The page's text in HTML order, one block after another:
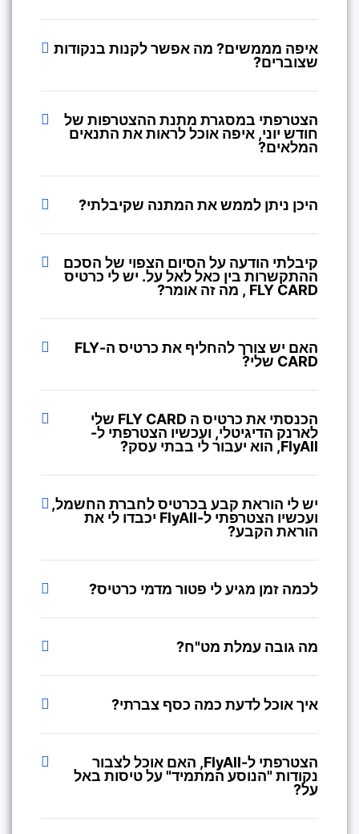
איפה מממשים? מה אפשר לקנות בנקודות
שצוברים?
הצטרפתי במסגרת מתנת ההצטרפות של
חודש יוני, איפה אוכל לראות את התנאים
המלאים?
היכן ניתן לממש את המתנה שקיבלתי?
קיבלתי הודעה על הסיום הצפוי של הסכם
ההתקשרות בין כאל לאל על. יש לי כרטיס
FLY CARD , מה זה אומר?
האם יש צורך להחליף את כרטיס ה-FLY
CARD שלי?
הכנסתי את כרטיס ה FLY CARD שלי
לארנק הדיגיטלי, ועכשיו הצטרפתי ל-
FlyAll, הוא יעבור לי בבתי עסק?
יש לי הוראת קבע בכרטיס לחברת החשמל,
ועכשיו הצטרפתי ל-FlyAll יכבדו לי את
הוראת הקבע?
לכמה זמן מגיע לי פטור מדמי כרטיס?
מה גובה עמלת מט"ח?
איך אוכל לדעת כמה כסף צברתי?
הצטרפתי ל-FlyAll, האם אוכל לצבור
נקודות "הנוסע המתמיד" על טיסות באל
על?